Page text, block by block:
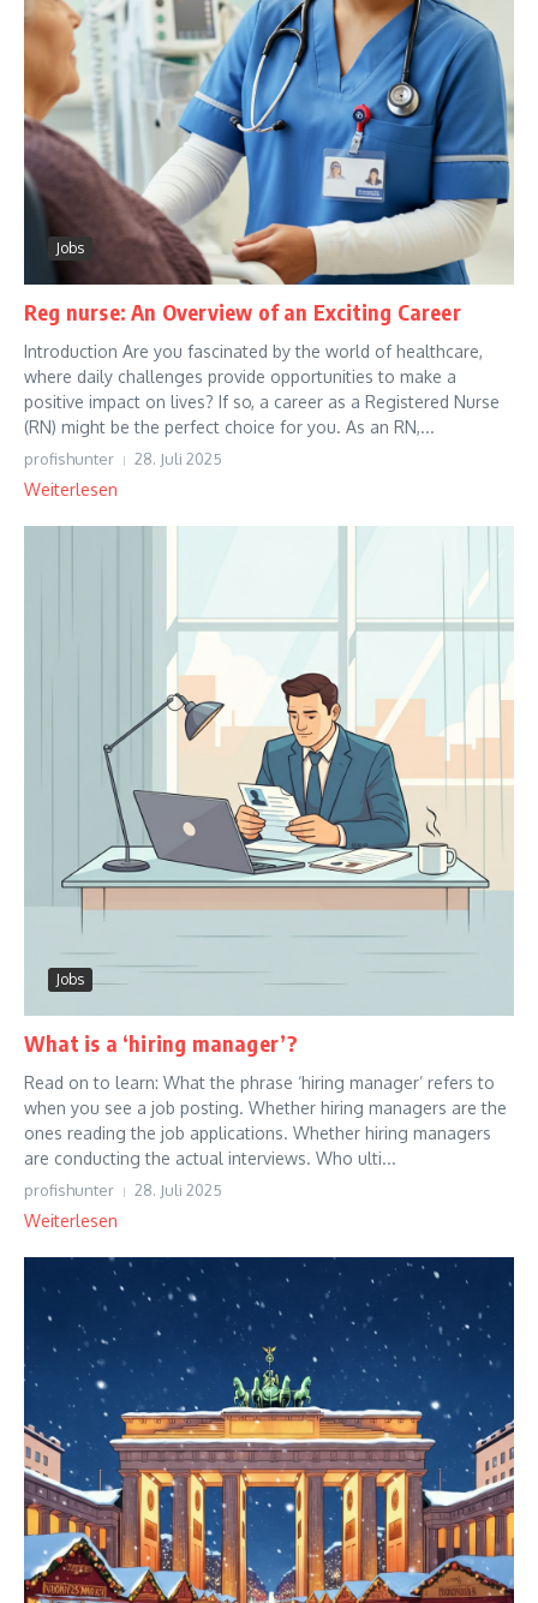
Jobs
Reg nurse: An Overview of an Exciting Career
Introduction Are you fascinated by the world of healthcare,
where daily challenges provide opportunities to make a
positive impact on lives? If so, a career as a Registered Nurse
(RN) might be the perfect choice for you. As an RN,...
profishunter 28. Juli 2025
Weiterlesen
Jobs
What is a ‘hiring manager’?
Read on to learn: What the phrase ‘hiring manager’ refers to
when you see a job posting. Whether hiring managers are the
ones reading the job applications. Whether hiring managers
are conducting the actual interviews. Who ulti...
profishunter 28. Juli 2025
Weiterlesen